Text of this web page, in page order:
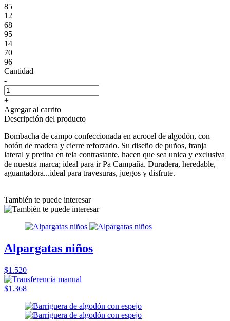
85
12
68
95
14
70
96
Cantidad
-
+
Agregar al carrito
Descripción del producto
Bombacha de campo confeccionada en acrocel de algodón, con
botón de madera y cierre reforzado. Su diseño de puños, franja
lateral y pretina en tela contrastante, hacen que sea unica y exclusiva
de nuestra marca; ideal para ir Pa Campaña. Duradera, heredable,
aguantadora...ideal para travesuras, juegos y disfrute.
También te puede interesar
Alpargatas niños
$1.520
$1.368